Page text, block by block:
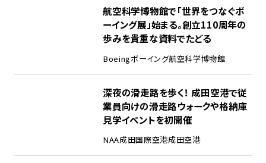
航空科学博物館で「世界をつなぐボ
ーイング展」始まる。創立110周年の
歩みを貴重な資料でたどる
Boeingボーイング航空科学博物館
深夜の滑走路を歩く！ 成田空港で従
業員向けの滑走路ウォークや格納庫
見学イベントを初開催
NAA成田国際空港成田空港